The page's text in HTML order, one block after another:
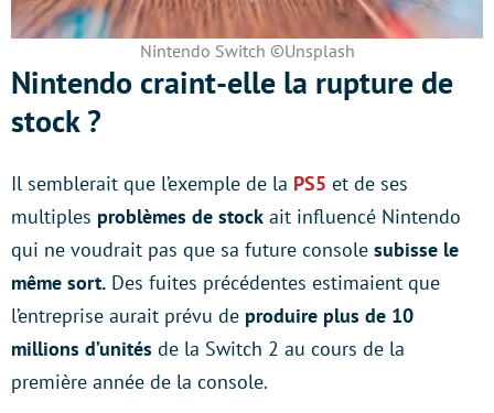
Nintendo Switch ©Unsplash
Nintendo craint-elle la rupture de
stock ?
Il semblerait que l’exemple de la PS5 et de ses
multiples problèmes de stock ait influencé Nintendo
qui ne voudrait pas que sa future console subisse le
même sort. Des fuites précédentes estimaient que
l’entreprise aurait prévu de produire plus de 10
millions d’unités de la Switch 2 au cours de la
première année de la console.